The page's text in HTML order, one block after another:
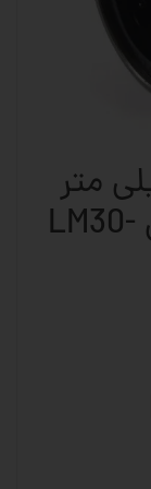
شفت قطر 30 میلی متر
نوع باز ساخت چین مدل LM30-